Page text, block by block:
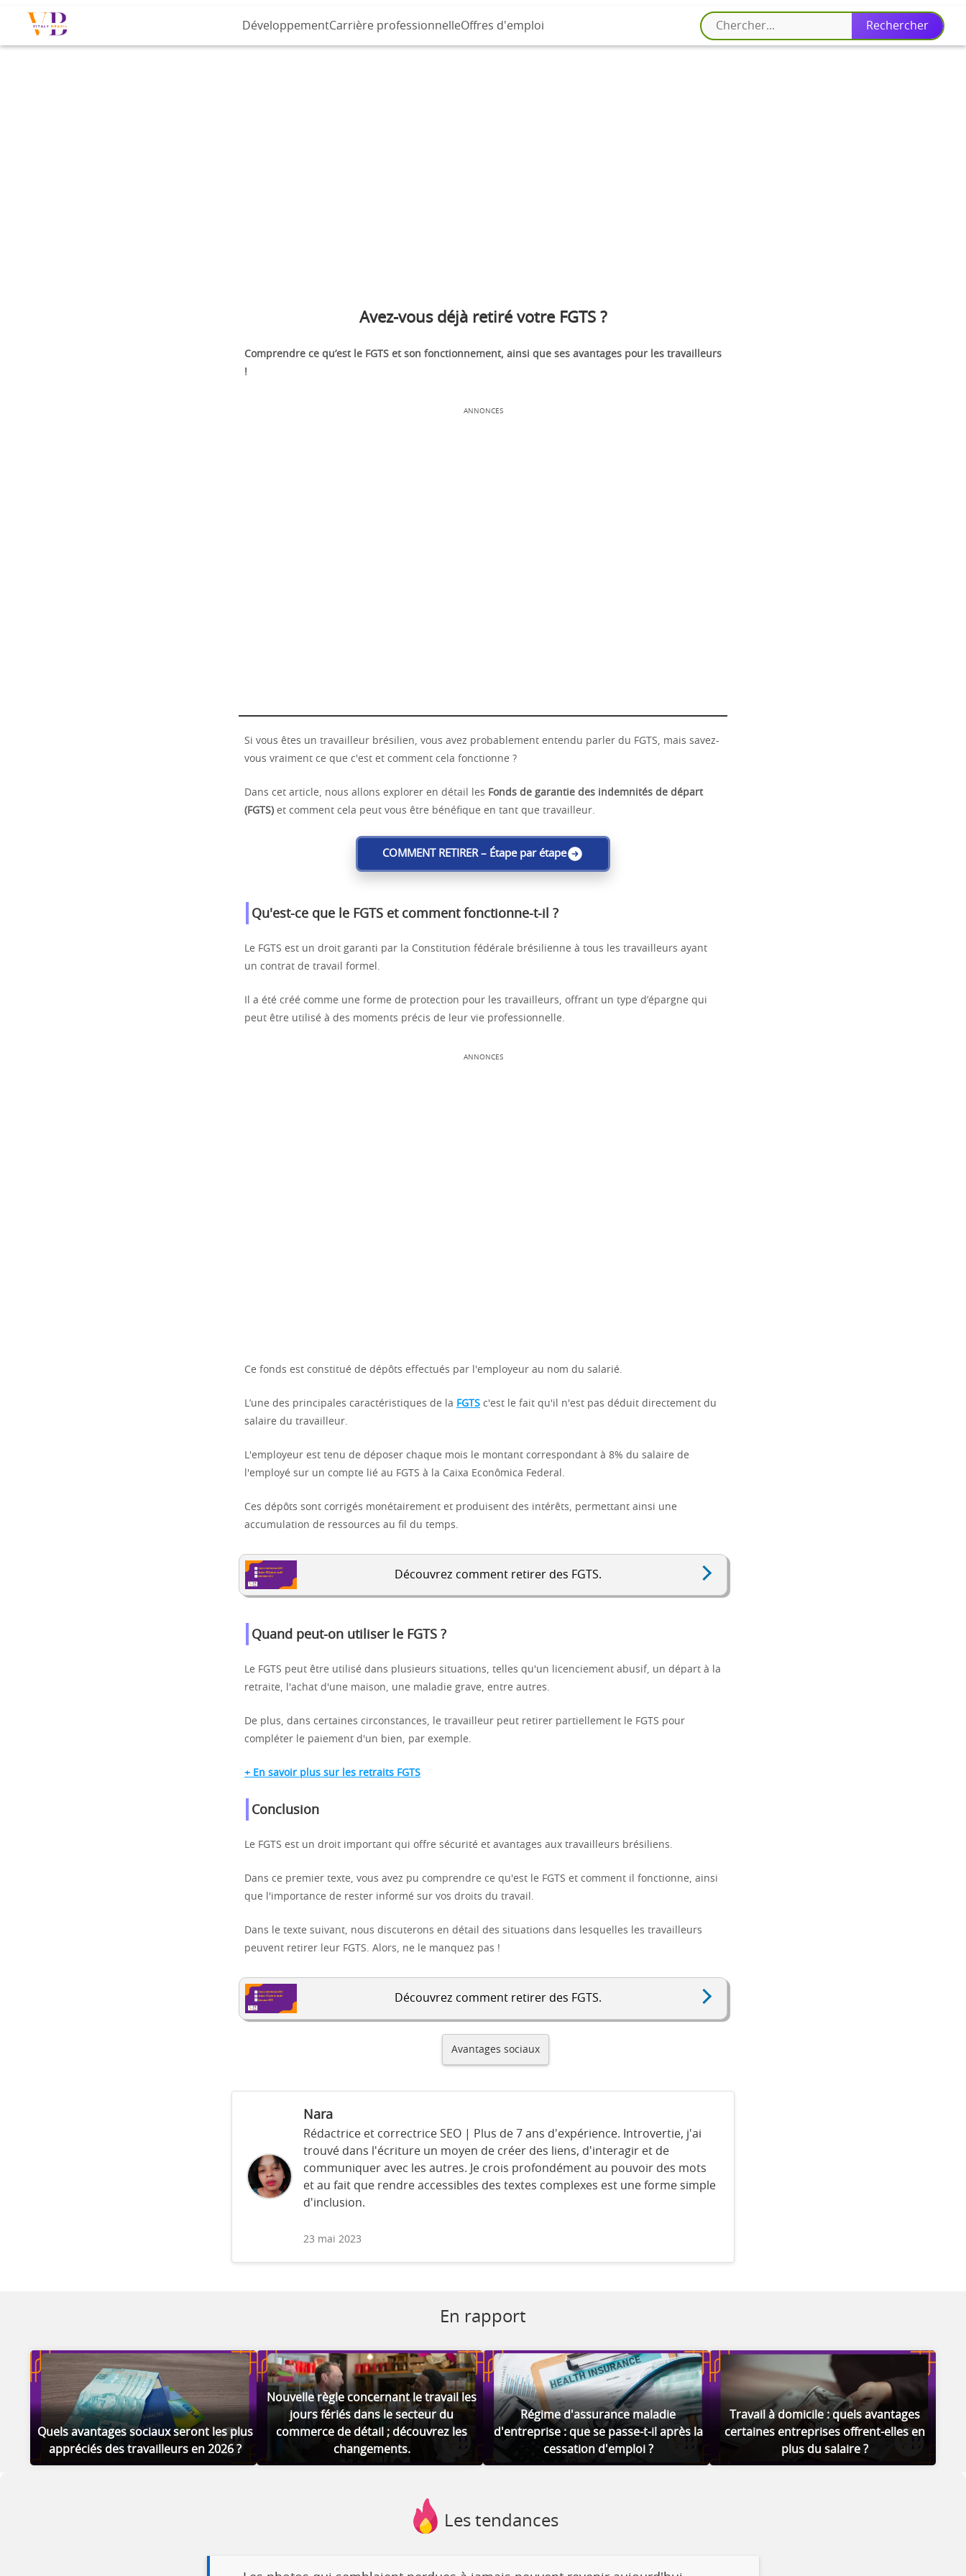
DéveloppementCarrière professionnelleOffres d'emploi
Avez-vous déjà retiré votre FGTS ?
Comprendre ce qu’est le FGTS et son fonctionnement, ainsi que ses avantages pour les travailleurs
!
ANNONCES
Si vous êtes un travailleur brésilien, vous avez probablement entendu parler du FGTS, mais savez-
vous vraiment ce que c'est et comment cela fonctionne ?
Dans cet article, nous allons explorer en détail les Fonds de garantie des indemnités de départ
(FGTS) et comment cela peut vous être bénéfique en tant que travailleur.
COMMENT RETIRER – Étape par étape
Qu'est-ce que le FGTS et comment fonctionne-t-il ?
Le FGTS est un droit garanti par la Constitution fédérale brésilienne à tous les travailleurs ayant
un contrat de travail formel.
Il a été créé comme une forme de protection pour les travailleurs, offrant un type d’épargne qui
peut être utilisé à des moments précis de leur vie professionnelle.
ANNONCES
Ce fonds est constitué de dépôts effectués par l'employeur au nom du salarié.
L’une des principales caractéristiques de la FGTS c'est le fait qu'il n'est pas déduit directement du
salaire du travailleur.
L'employeur est tenu de déposer chaque mois le montant correspondant à 8% du salaire de
l'employé sur un compte lié au FGTS à la Caixa Econômica Federal.
Ces dépôts sont corrigés monétairement et produisent des intérêts, permettant ainsi une
accumulation de ressources au fil du temps.
Découvrez comment retirer des FGTS.
Quand peut-on utiliser le FGTS ?
Le FGTS peut être utilisé dans plusieurs situations, telles qu'un licenciement abusif, un départ à la
retraite, l'achat d'une maison, une maladie grave, entre autres.
De plus, dans certaines circonstances, le travailleur peut retirer partiellement le FGTS pour
compléter le paiement d'un bien, par exemple.
+ En savoir plus sur les retraits FGTS
Conclusion
Le FGTS est un droit important qui offre sécurité et avantages aux travailleurs brésiliens.
Dans ce premier texte, vous avez pu comprendre ce qu'est le FGTS et comment il fonctionne, ainsi
que l'importance de rester informé sur vos droits du travail.
Dans le texte suivant, nous discuterons en détail des situations dans lesquelles les travailleurs
peuvent retirer leur FGTS. Alors, ne le manquez pas !
Découvrez comment retirer des FGTS.
Avantages sociaux
Nara
Rédactrice et correctrice SEO | Plus de 7 ans d'expérience. Introvertie, j'ai
trouvé dans l'écriture un moyen de créer des liens, d'interagir et de
communiquer avec les autres. Je crois profondément au pouvoir des mots
et au fait que rendre accessibles des textes complexes est une forme simple
d'inclusion.
23 mai 2023
En rapport
Quels avantages sociaux seront les plus
appréciés des travailleurs en 2026 ?
Nouvelle règle concernant le travail les
jours fériés dans le secteur du
commerce de détail ; découvrez les
changements.
Régime d'assurance maladie
d'entreprise : que se passe-t-il après la
cessation d'emploi ?
Travail à domicile : quels avantages
certaines entreprises offrent-elles en
plus du salaire ?
Les tendances